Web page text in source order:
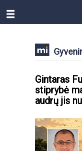
Gintaras
stiprybė
audrų jis